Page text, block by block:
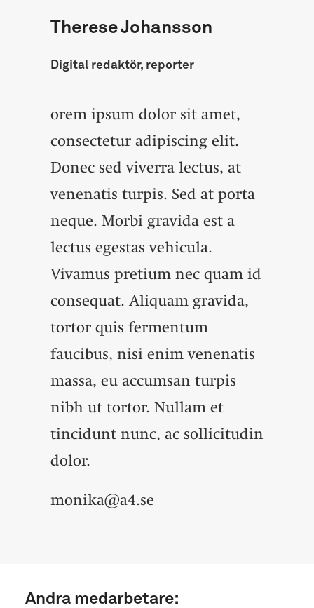
Therese Johansson
Digital redaktör, reporter
orem ipsum dolor sit amet,
consectetur adipiscing elit.
Donec sed viverra lectus, at
venenatis turpis. Sed at porta
neque. Morbi gravida est a
lectus egestas vehicula.
Vivamus pretium nec quam id
consequat. Aliquam gravida,
tortor quis fermentum
faucibus, nisi enim venenatis
massa, eu accumsan turpis
nibh ut tortor. Nullam et
tincidunt nunc, ac sollicitudin
dolor.
monika@a4.se
Andra medarbetare: